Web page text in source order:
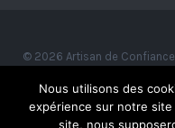
© 2026 Artisan de
Nous utilisons des
expérience sur notre
site, nous